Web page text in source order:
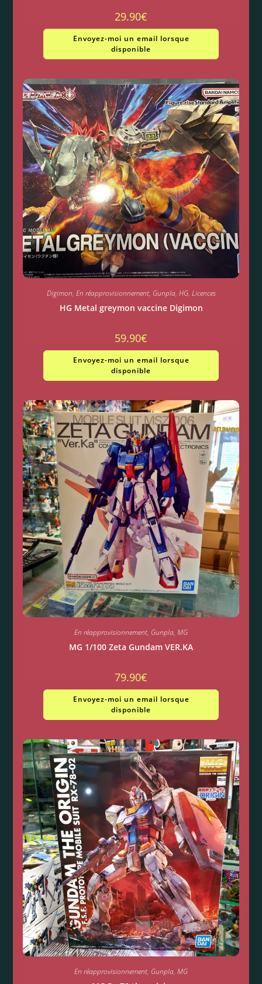
29.90€
Envoyez-moi un email lorsque
disponible
Digimon, En réapprovisionnement, Gunpla, HG, Licences
HG Metal greymon vaccine Digimon
59.90€
Envoyez-moi un email lorsque
disponible
En réapprovisionnement, Gunpla, MG
MG 1/100 Zeta Gundam VER.KA
79.90€
Envoyez-moi un email lorsque
disponible
En réapprovisionnement, Gunpla, MG